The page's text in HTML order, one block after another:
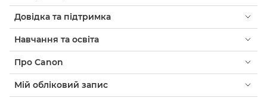
Довідка та підтримка
Навчання та освіта
Про Canon
Мій обліковий запис